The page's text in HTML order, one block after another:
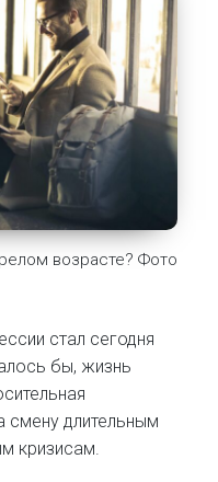
возрасте? Фото
стал сегодня
бы, жизнь
смену длительным
кризисам.